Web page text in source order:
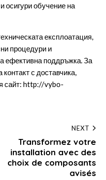
осигури обучение на
експлоатация,
процедури и
ефективна поддръжка. За
с доставчика,
сайт: http://vybo-
NEXT
Transformez votre
installation avec des
choix de composants
avisés